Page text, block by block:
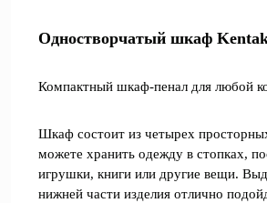
Одностворчатый шкаф
Компактный шкаф-пенал для любой
Шкаф состоит из четырех
можете хранить одежду в стопках,
игрушки, книги или другие вещи.
нижней части изделия отлично